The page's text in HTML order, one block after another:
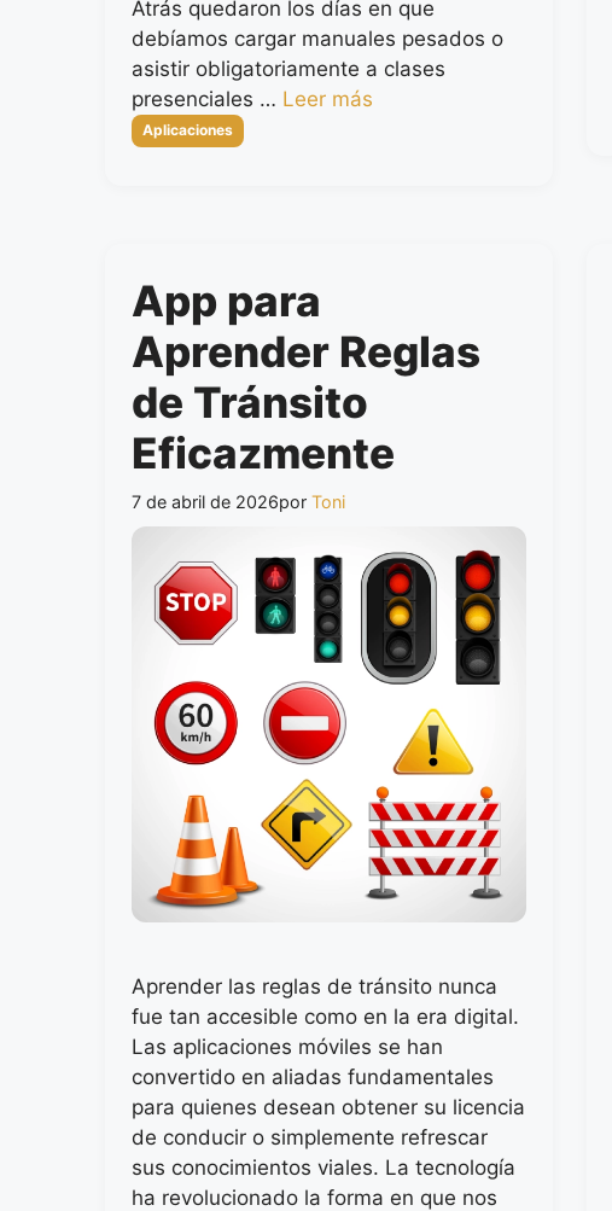
Atrás quedaron los días en que
debíamos cargar manuales pesados o
asistir obligatoriamente a clases
presenciales … Leer más
Categorías
Aplicaciones
App para
Aprender Reglas
de Tránsito
Eficazmente
7 de abril de 2026por Toni
Aprender las reglas de tránsito nunca
fue tan accesible como en la era digital.
Las aplicaciones móviles se han
convertido en aliadas fundamentales
para quienes desean obtener su licencia
de conducir o simplemente refrescar
sus conocimientos viales. La tecnología
ha revolucionado la forma en que nos